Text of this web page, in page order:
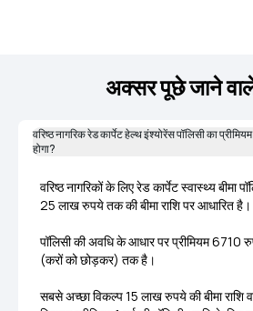
अक्सर पूछे जाने
वरिष्ठ नागरिक रेड कार्पेट हेल्थ इंश्योरेंस पॉलिसी का
होगा?
वरिष्ठ नागरिकों के लिए रेड कार्पेट स्वास्थ्य बीमा
25 लाख रुपये तक की बीमा राशि पर आधारित है।
पॉलिसी की अवधि के आधार पर प्रीमियम
(करों को छोड़कर) तक है।
सबसे अच्छा विकल्प 15 लाख रुपये की बीमा राशि